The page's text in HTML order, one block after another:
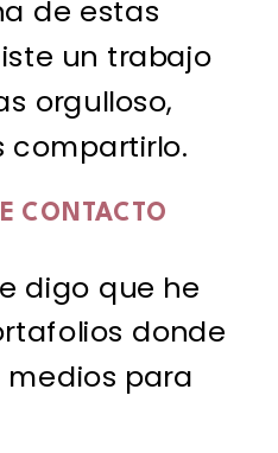
de estas
un trabajo
orgulloso,
compartirlo.
CONTACTO
digo que he
donde
para